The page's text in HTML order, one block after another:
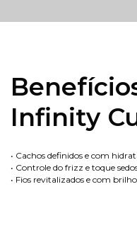
Infinity
• Cachos definidos e com
• Controle do frizz e toque
• Fios revitalizados e com